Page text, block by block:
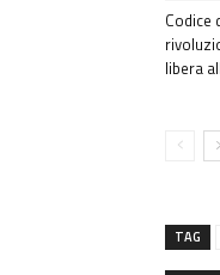
Codice
libera
TAG